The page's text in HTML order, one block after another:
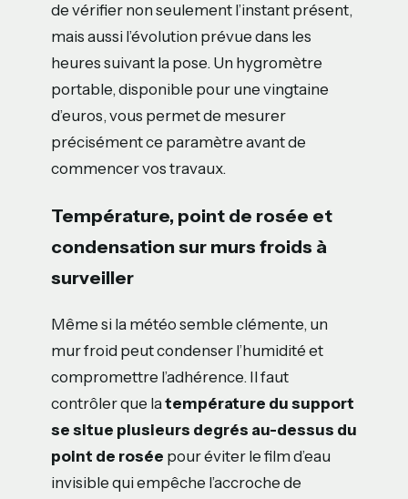
de vérifier non seulement l’instant présent,
mais aussi l’évolution prévue dans les
heures suivant la pose. Un hygromètre
portable, disponible pour une vingtaine
d’euros, vous permet de mesurer
précisément ce paramètre avant de
commencer vos travaux.
Température, point de rosée et
condensation sur murs froids à
surveiller
Même si la météo semble clémente, un
mur froid peut condenser l’humidité et
compromettre l’adhérence. Il faut
contrôler que latempérature du support
se situe plusieurs degrés au-dessus du
point de rosée pour éviter le film d’eau
invisible qui empêche l’accroche de